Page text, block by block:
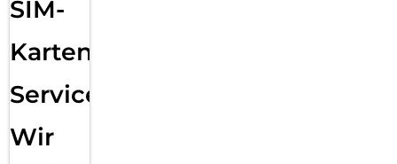
SIM-
Karten
Service:
Wir